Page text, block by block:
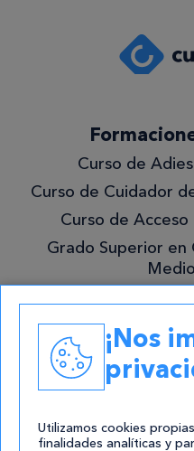
política de
privacidad.*
¡Quiero
mejor!
Curso de
Curso de Cuidador
Curso de
Grado Superior
¡Nos
Utilizamos cookies
finalidades analíticas y